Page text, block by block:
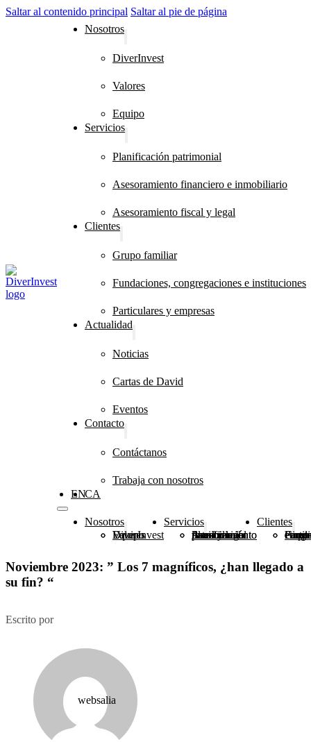
Saltar al contenido principal Saltar al pie de página
Nosotros
DiverInvest
Valores
Equipo
Servicios
Planificación patrimonial
Asesoramiento financiero e inmobiliario
Asesoramiento fiscal y legal
Clientes
Grupo familiar
Fundaciones, congregaciones e instituciones
Particulares y empresas
Actualidad
Noticias
Cartas de David
Eventos
Contacto
Contáctanos
Trabaja con nosotros
CA
EN
Nosotros
DiverInvest
Valores
Equipo
Servicios
Planificación patrimonial
Asesoramiento financiero e inmobiliario
Asesoramiento fiscal y legal
Clientes
Fundaciones,
Particulares y
Noviembre 2023: ” Los 7 magníficos, ¿han llegado a
su fin? “
Escrito por
websalia